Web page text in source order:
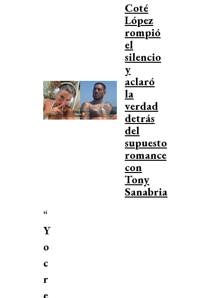
Coté
López
rompió
el
silencio
y
aclaró
la
verdad
detrás
del
supuesto
romance
con
Tony
Sanabria
“
Y
o
c
r